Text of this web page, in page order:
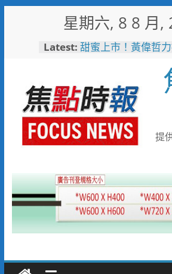
星期六, 8 8 月,
Latest: 甜蜜上市！黃偉哲
臺鐵高雄機廠變身
樂園 陳其邁:保存百
憶！
「火車醫院」變身親
雄親子遊樂園開幕
「高雄親子樂園」
大免費園區首日吸
起於無心成於熱愛
水墨個展
提